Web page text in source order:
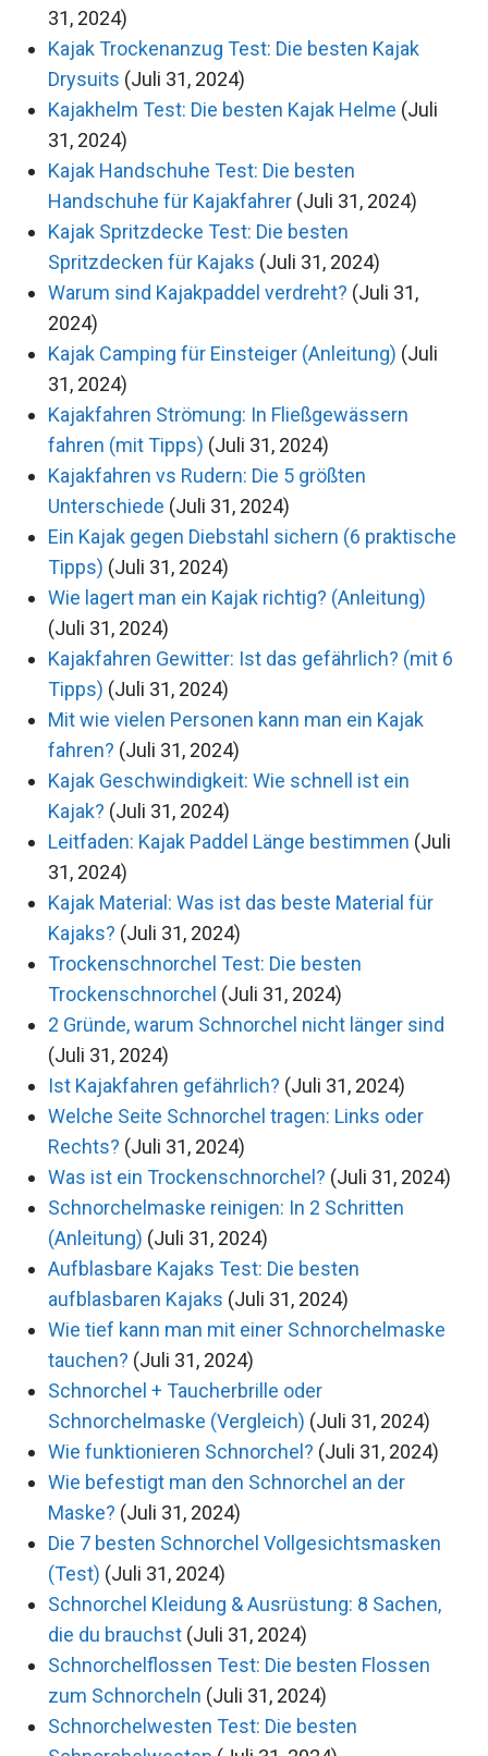
31, 2024)
Kajak Trockenanzug Test: Die besten Kajak
Drysuits (Juli 31, 2024)
Kajakhelm Test: Die besten Kajak Helme (Juli
31, 2024)
Kajak Handschuhe Test: Die besten
Handschuhe für Kajakfahrer (Juli 31, 2024)
Kajak Spritzdecke Test: Die besten
Spritzdecken für Kajaks (Juli 31, 2024)
Warum sind Kajakpaddel verdreht? (Juli 31,
2024)
Kajak Camping für Einsteiger (Anleitung) (Juli
31, 2024)
Kajakfahren Strömung: In Fließgewässern
fahren (mit Tipps) (Juli 31, 2024)
Kajakfahren vs Rudern: Die 5 größten
Unterschiede (Juli 31, 2024)
Ein Kajak gegen Diebstahl sichern (6 praktische
Tipps) (Juli 31, 2024)
Wie lagert man ein Kajak richtig? (Anleitung)
(Juli 31, 2024)
Kajakfahren Gewitter: Ist das gefährlich? (mit 6
Tipps) (Juli 31, 2024)
Mit wie vielen Personen kann man ein Kajak
fahren? (Juli 31, 2024)
Kajak Geschwindigkeit: Wie schnell ist ein
Kajak? (Juli 31, 2024)
Leitfaden: Kajak Paddel Länge bestimmen (Juli
31, 2024)
Kajak Material: Was ist das beste Material für
Kajaks? (Juli 31, 2024)
Trockenschnorchel Test: Die besten
Trockenschnorchel (Juli 31, 2024)
2 Gründe, warum Schnorchel nicht länger sind
(Juli 31, 2024)
Ist Kajakfahren gefährlich? (Juli 31, 2024)
Welche Seite Schnorchel tragen: Links oder
Rechts? (Juli 31, 2024)
Was ist ein Trockenschnorchel? (Juli 31, 2024)
Schnorchelmaske reinigen: In 2 Schritten
(Anleitung) (Juli 31, 2024)
Aufblasbare Kajaks Test: Die besten
aufblasbaren Kajaks (Juli 31, 2024)
Wie tief kann man mit einer Schnorchelmaske
tauchen? (Juli 31, 2024)
Schnorchel + Taucherbrille oder
Schnorchelmaske (Vergleich) (Juli 31, 2024)
Wie funktionieren Schnorchel? (Juli 31, 2024)
Wie befestigt man den Schnorchel an der
Maske? (Juli 31, 2024)
Die 7 besten Schnorchel Vollgesichtsmasken
(Test) (Juli 31, 2024)
Schnorchel Kleidung & Ausrüstung: 8 Sachen,
die du brauchst (Juli 31, 2024)
Schnorchelflossen Test: Die besten Flossen
zum Schnorcheln (Juli 31, 2024)
Schnorchelwesten Test: Die besten